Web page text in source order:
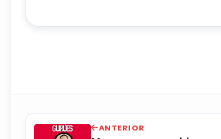
ANTERIOR